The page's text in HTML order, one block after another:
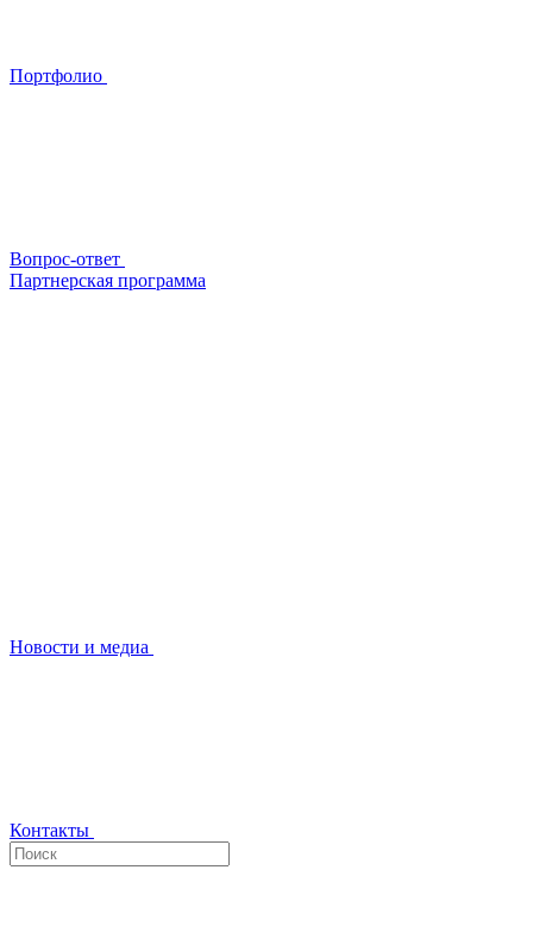
Портфолио
Вопрос-ответ
Партнерская программа
Новости и медиа
Контакты